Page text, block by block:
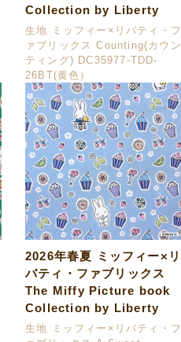
Collection by Liberty
生地 ミッフィー×リバティ・フ
ァブリックス Counting(カウン
ティング) DC35977-TDD-
26BT(黄色）
2026年春夏 ミッフィー×リ
バティ・ファブリックス
The Miffy Picture book
Collection by Liberty
生地 ミッフィー×リバティ・フ